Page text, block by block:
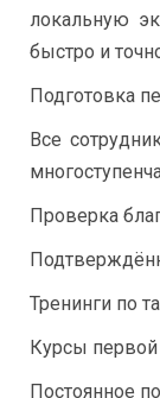
локальную
быстро и
Подготовка
Все
Проверка
Тренинги по
Курсы первой
Постоянное